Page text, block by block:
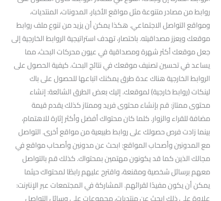
روابط من مصادر متنوعة مثل مواقع الأخبار، المدونات، المنتديات،
ومواقع التواصل الاجتماعي. هكذا يمكن أن يزيد من تنوع ملف روابط
موقعك ويعزز مصداقيته. باختصار، تهدف استراتيجية الروابط الخارجية إلى
جعل موقعك أكثر شهرة ومصداقية في عيون محركات البحث، مما
يساعد في تحسين تصنيف موقعك في نتائج البحث. كيفية الحصول على
الروابط الخارجية هناك عدة طرق يمكنك اتباعها للحصول على باك
لينكات (روابط خارجية) لموقعك. إليك بعض الطرق الشائعة: إنشاء
محتوى ممتاز: قم بإنشاء محتوى فريد وممتاز كذلك يقدم قيمة
مضافة للقراء والزوار. كلما كان محتواك أفضل وأكثر إثارة للاهتمام،
بينما زادت فرص حصولك على روابط طبيعية من مواقع أخرى. التواصل
مع المدونين وأصحاب المواقع: ابحث عن مدونين وأصحاب مواقع في
مجالك الذين كما قد يكونون مهتمين بمحتواك. كذلك قم بالتواصل
معهم برسائل شخصية ومقنعة، واقترح عليهم رابطًا لمحتواك حيثما
يمكن أن يكون مفيدًا لقرائهم. المشاركة في المجتمعات عبر الإنترنت:
علاوة على ذلك ابحث عن منتديات، مجموعات على وسائل التواصل